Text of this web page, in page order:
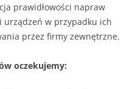
prawidłowości napraw
urządzeń w przypadku ich
przez firmy zewnętrzne.
oczekujemy: